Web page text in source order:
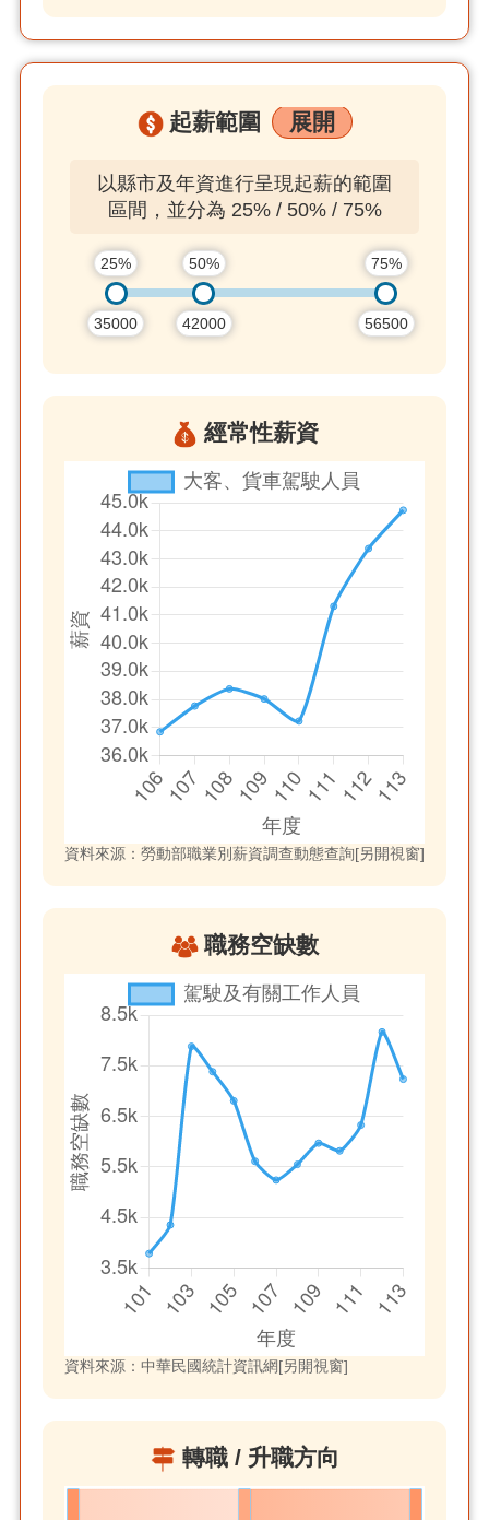
起薪範圍 展開
以縣市及年資進行呈現起薪的範圍
區間，並分為 25% / 50% / 75%
25%
35000
50%
42000
75%
56500
經常性薪資
資料來源：勞動部職業別薪資調查動態查詢[另開視窗]
職務空缺數
資料來源：中華民國統計資訊網[另開視窗]
轉職 / 升職方向